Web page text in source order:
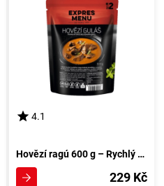
4.1
Hovězí ragú 600 g – Rychlý menu Express
229 Kč